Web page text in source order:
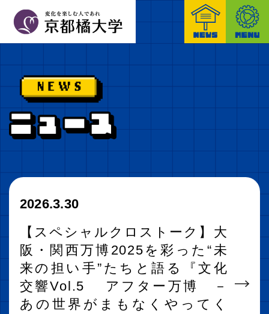
2026.3.30
【スペシャルクロストーク】大
阪・関西万博2025を彩った“未
来の担い手”たちと語る『文化
交響Vol.5 アフター万博 －
あの世界がまもなくやってく